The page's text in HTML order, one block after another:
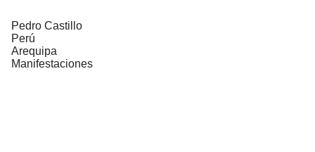
Pedro Castillo
Perú
Arequipa
Manifestaciones